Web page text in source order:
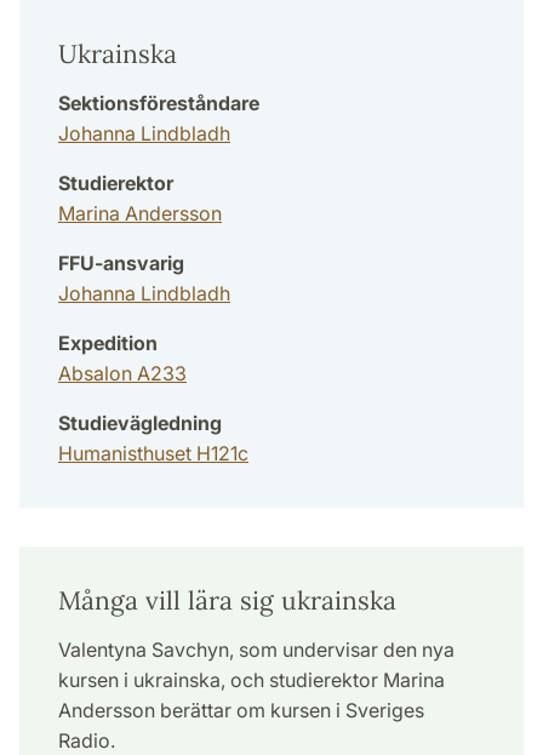
Ukrainska
Sektionsföreståndare
Johanna Lindbladh
Studierektor
Marina Andersson
FFU-ansvarig
Johanna Lindbladh
Expedition
Absalon A233
Studievägledning
Humanisthuset H121c
Många vill lära sig ukrainska
Valentyna Savchyn, som undervisar den nya
kursen i ukrainska, och studierektor Marina
Andersson berättar om kursen i Sveriges
Radio.